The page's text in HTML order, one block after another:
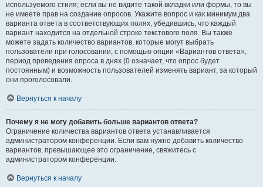
используемого стиля; если вы не видите такой вкладки или формы, то вы
не имеете прав на создание опросов. Укажите вопрос и как минимум два
варианта ответа в соответствующих полях, убедившись, что каждый
вариант находится на отдельной строке текстового поля. Вы также
можете задать количество вариантов, которые могут выбрать
пользователи при голосовании, с помощью опции «Вариантов ответа»,
период проведения опроса в днях (0 означает, что опрос будет
постоянным) и возможность пользователей изменять вариант, за который
они проголосовали.
Вернуться к началу
Почему я не могу добавить больше вариантов ответа?
Ограничение количества вариантов ответа устанавливается
администратором конференции. Если вам нужно добавить количество
вариантов, превышающее это ограничение, свяжитесь с
администратором конференции.
Вернуться к началу